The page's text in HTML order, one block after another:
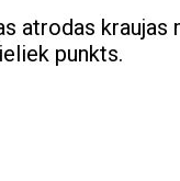
atrodas kraujas
punkts.